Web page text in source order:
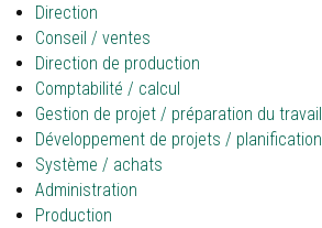
Direction
Conseil / ventes
Direction de production
Comptabilité / calcul
Gestion de projet / préparation du travail
Développement de projets / planification
Système / achats
Administration
Production